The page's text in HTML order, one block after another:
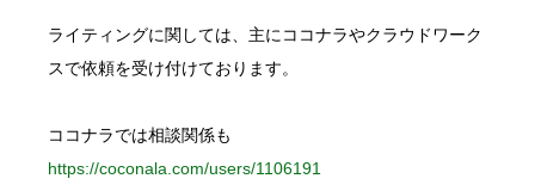
ライティングに関しては、主にココナラやクラウドワーク
スで依頼を受け付けております。
ココナラでは相談関係も
https://coconala.com/users/1106191